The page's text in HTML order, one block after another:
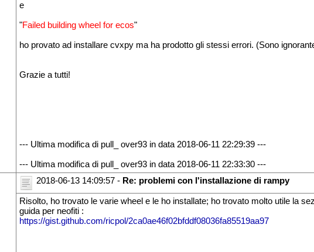
e
"Failed building wheel for ecos"
ho provato ad installare cvxpy ma ha prodotto gli stessi errori. (Sono
Grazie a tutti!
--- Ultima modifica di pull_ over93 in data 2018-06-11 22:29:39 ---
--- Ultima modifica di pull_ over93 in data 2018-06-11 22:33:30 ---
2018-06-13 14:09:57 - Re: problemi con l'installazione di rampy
Risolto, ho trovato le varie wheel e le ho installate; ho trovato molto utile la
guida per neofiti :
https://gist.github.com/ricpol/2ca0ae46f02bfddf08036fa85519aa97